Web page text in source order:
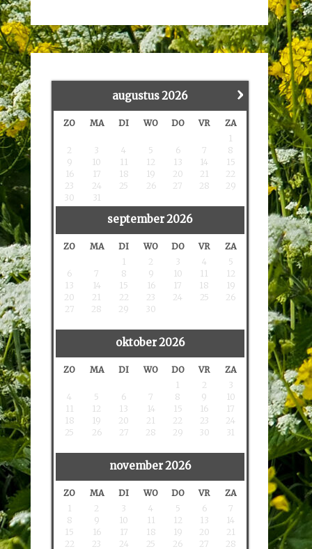
›
augustus2026
ZO MA DI WO DO VR
ZA
1
2
3 4 5 6 7
8
9
10 11 12 13 14
15
16
17 18 19 20 21
22
23
24 25 26 27 28
29
30
31
september2026
ZO MA DI WO DO VR
ZA
1
2 3 4
5
6
7 8 9 10 11
12
13
14 15 16 17 18
19
20
21 22 23 24 25
26
27
28 29 30
oktober2026
ZO MA DI WO DO VR
ZA
1
2
3
4
5 6 7 8 9
10
11
12 13 14 15 16
17
18
19 20 21 22 23
24
25
26 27 28 29 30 31
november2026
ZO MA DI WO DO VR
ZA
1
2 3 4 5 6
7
8
9 10 11 12 13
14
15
16 17 18 19 20
21
22
23 24 25 26 27 28